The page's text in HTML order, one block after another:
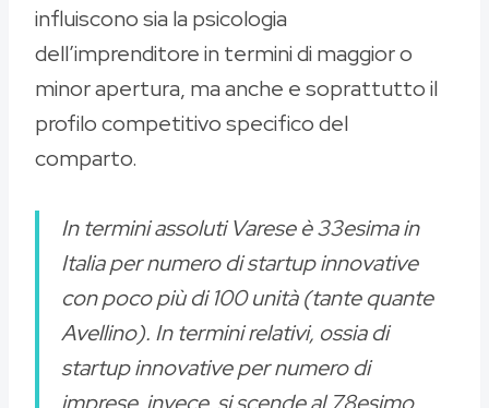
influiscono sia la psicologia
dell’imprenditore in termini di maggior o
minor apertura, ma anche e soprattutto il
profilo competitivo specifico del
comparto.
In termini assoluti Varese è 33esima in
Italia per numero di startup innovative
con poco più di 100 unità (tante quante
Avellino). In termini relativi, ossia di
startup innovative per numero di